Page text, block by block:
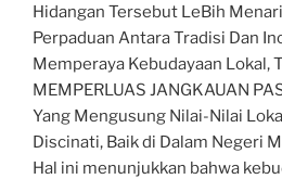
Hidangan Tersebut LeBih
Perpaduan Antara Tradisi Dan
Memperaya Kebudayaan Lokal,
MEMPERLUAS JANGKAUAN
Yang Mengusung Nilai-Nilai
Discinati, Baik di Dalam Negeri
Hal ini menunjukkan bahwa